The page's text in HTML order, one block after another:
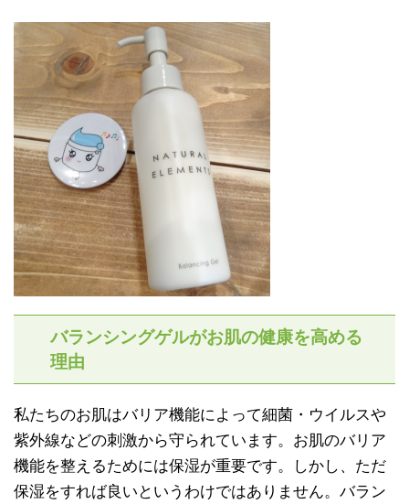
バランシングゲルがお肌の健康を高める
理由
私たちのお肌はバリア機能によって細菌・ウイルスや
紫外線などの刺激から守られています。お肌のバリア
機能を整えるためには保湿が重要です。しかし、ただ
保湿をすれば良いというわけではありません。バラン